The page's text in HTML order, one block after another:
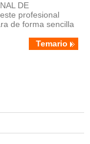
DE
profesional
de forma sencilla
Temario